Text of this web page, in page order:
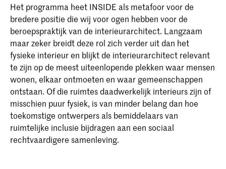
Het programma heet INSIDE als metafoor voor de
bredere positie die wij voor ogen hebben voor de
beroepspraktijk van de interieurarchitect. Langzaam
maar zeker breidt deze rol zich verder uit dan het
fysieke interieur en blijkt de interieurarchitect relevant
te zijn op de meest uiteenlopende plekken waar mensen
wonen, elkaar ontmoeten en waar gemeenschappen
ontstaan. Of die ruimtes daadwerkelijk interieurs zijn of
misschien puur fysiek, is van minder belang dan hoe
toekomstige ontwerpers als bemiddelaars van
ruimtelijke inclusie bijdragen aan een sociaal
rechtvaardigere samenleving.